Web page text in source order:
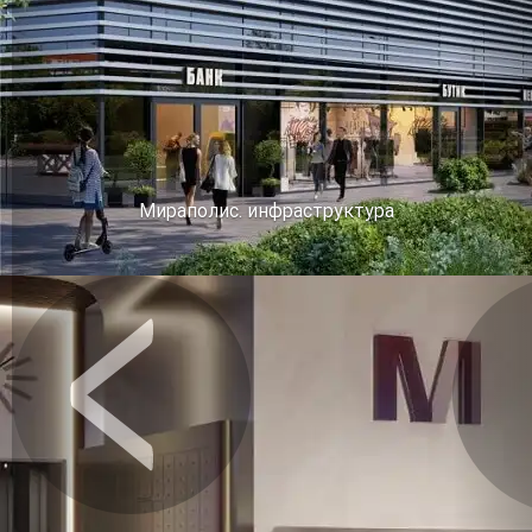
Мираполис. инфраструктура